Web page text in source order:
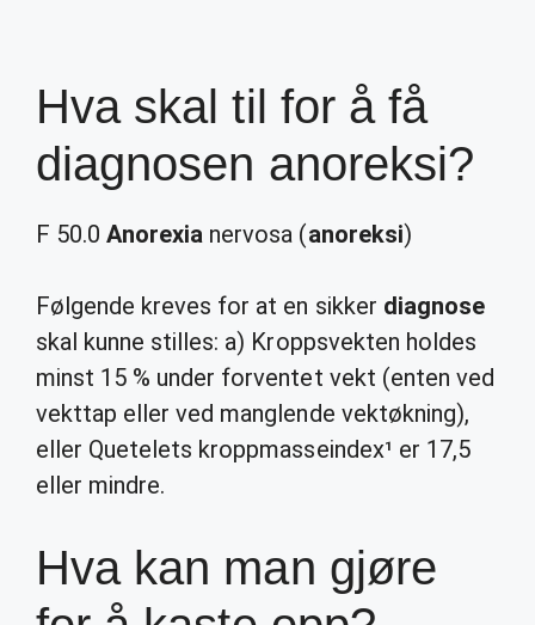
Hva skal til for å få
diagnosen anoreksi?
F 50.0Anorexia nervosa (anoreksi)
Følgende kreves for at en sikker diagnose
skal kunne stilles: a) Kroppsvekten holdes
minst 15 % under forventet vekt (enten ved
vekttap eller ved manglende vektøkning),
eller Quetelets kroppmasseindex¹ er 17,5
eller mindre.
Hva kan man gjøre